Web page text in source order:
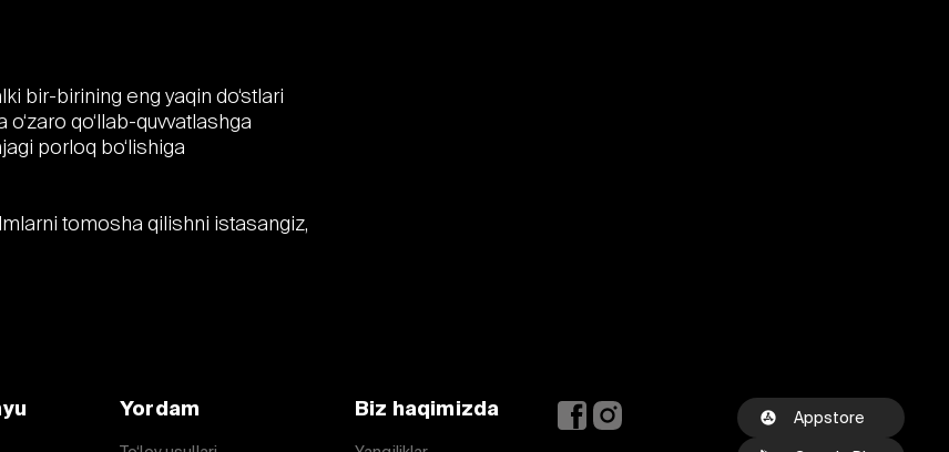
bir-birining eng yaqin do‘stlari
qo‘llab-quvvatlashga
porloq bo‘lishiga
tomosha qilishni istasangiz,
Yordam Biz haqimizda Appstore